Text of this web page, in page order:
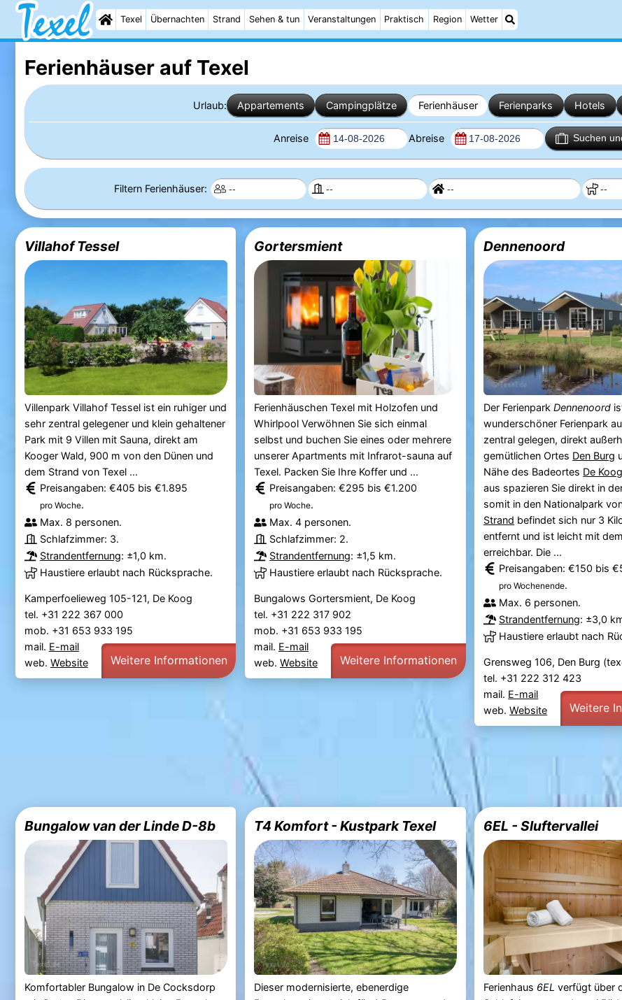
Texel Übernachten Strand Sehen & tun Veranstaltungen Praktisch Region Wetter
Ferienhäuser auf Texel
Urlaub: Appartements Campingplätze Ferienhäuser Ferienparks Hotels
Anreise Abreise Suchen
Filtern Ferienhäuser:
Villahof Tessel
Villenpark Villahof Tessel ist ein ruhiger und
sehr zentral gelegener und klein gehaltener
Park mit 9 Villen mit Sauna, direkt am
Kooger Wald, 900 m von den Dünen und
dem Strand von Texel ...
Preisangaben: €405 bis €1.895
pro Woche.
Max. 8 personen.
Schlafzimmer: 3.
Strandentfernung: ±1,0 km.
Haustiere erlaubt nach Rücksprache.
Kamperfoelieweg 105-121, De Koog
tel. +31 222 367 000
mob. +31 653 933 195
mail. E-mail
web. Website Weitere Informationen
Gortersmient
Ferienhäuschen Texel mit Holzofen und
Whirlpool Verwöhnen Sie sich einmal
selbst und buchen Sie eines oder mehrere
unserer Apartments mit Infrarot-sauna auf
Texel. Packen Sie Ihre Koffer und ...
Preisangaben: €295 bis €1.200
pro Woche.
Max. 4 personen.
Schlafzimmer: 2.
Strandentfernung: ±1,5 km.
Haustiere erlaubt nach Rücksprache.
Bungalows Gortersmient, De Koog
tel. +31 222 317 902
mob. +31 653 933 195
mail. E-mail
web. Website Weitere Informationen
Dennenoord
Der FerienparkDennenoord
wunderschöner Ferienpark
zentral gelegen, direkt
gemütlichen Ortes Den Burg
Nähe des Badeortes De Koog
aus spazieren Sie direkt in
somit in den Nationalpark
Strand befindet sich nur 3
entfernt und ist leicht mit
erreichbar. Die ...
Preisangaben: €150 bis
pro Wochenende.
Max. 6 personen.
Strandentfernung: ±3,0
Haustiere erlaubt nach
Grensweg 106, Den Burg
tel. +31 222 312 423
mail. E-mail
web.Website Weitere
Bungalow van der Linde D-8b
Komfortabler Bungalow in De Cocksdorp
T4 Komfort - Kustpark Texel
Dieser modernisierte, ebenerdige
6EL - Sluftervallei
Ferienhaus 6EL verfügt über